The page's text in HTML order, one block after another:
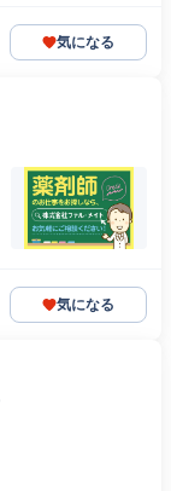
気になる
気になる